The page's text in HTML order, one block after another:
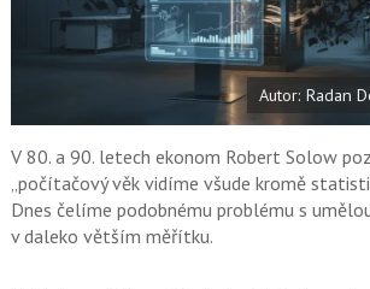
Autor: Radan
V 80. a 90. letech ekonom Robert Solow
„počítačový věk vidíme všude kromě
Dnes čelíme podobnému problému s
v daleko větším měřítku.